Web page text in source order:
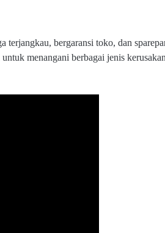
terjangkau, bergaransi toko, dan
menangani berbagai jenis kerusakan